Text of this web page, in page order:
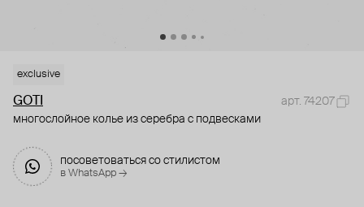
exclusive
GOTI
арт. 74207
многослойное колье из серебра с подвесками
посоветоваться со стилистом
в WhatsApp →